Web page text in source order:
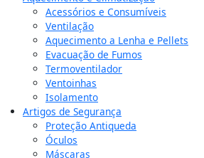
Acessórios e Consumíveis
Ventilação
Aquecimento a Lenha e Pellets
Evacuação de Fumos
Termoventilador
Ventoinhas
Isolamento
Artigos de Segurança
Proteção Antiqueda
Óculos
Máscaras